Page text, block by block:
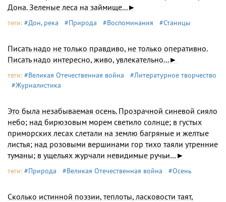
Дона. Зеленые леса на займище...►
теги: #Дон, река #Природа #Воспоминания #Станицы
Писать надо не только правдиво, не только оперативно.
Писать надо интересно, живо, увлекательно...►
теги: #Великая Отечественная война
#Литературное творчество
#Журналистика
Это была незабываемая осень. Прозрачной синевой сияло
небо; над бирюзовым морем светило солнце; в густых
приморских лесах слетали на землю багряные и желтые
листья; над розовыми вершинами гор тихо таяли утренние
туманы; в ущельях журчали невидимые ручьи…►
теги: #Природа #Великая Отечественная война #Осень
Сколько истинной поэзии, теплоты, ласковости таят,